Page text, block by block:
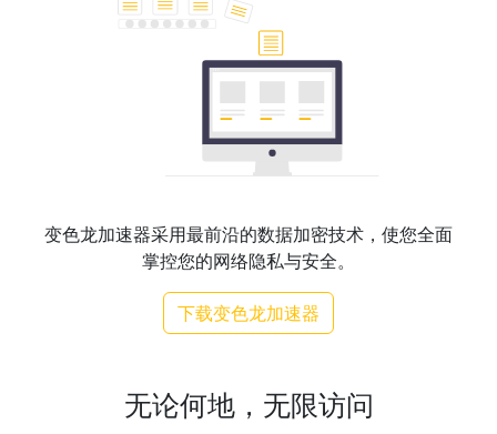
变色龙加速器采用最前沿的数据加密技术，使您全面
掌控您的网络隐私与安全。
下载变色龙加速器
无论何地，无限访问